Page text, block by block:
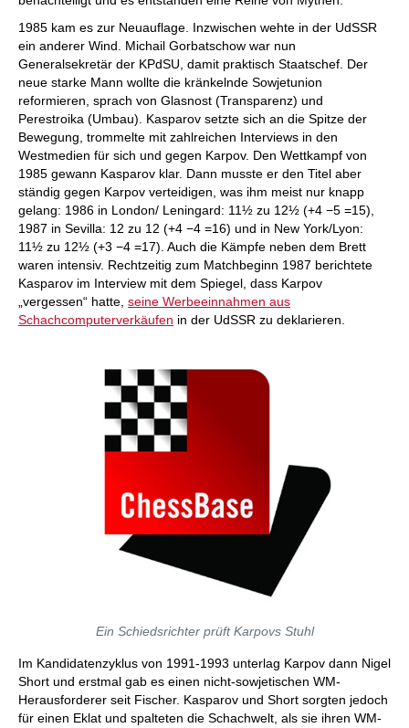
1985 kam es zur Neuauflage. Inzwischen wehte in der UdSSR
ein anderer Wind. Michail Gorbatschow war nun
Generalsekretär der KPdSU, damit praktisch Staatschef. Der
neue starke Mann wollte die kränkelnde Sowjetunion
reformieren, sprach von Glasnost (Transparenz) und
Perestroika (Umbau). Kasparov setzte sich an die Spitze der
Bewegung, trommelte mit zahlreichen Interviews in den
Westmedien für sich und gegen Karpov. Den Wettkampf von
1985 gewann Kasparov klar. Dann musste er den Titel aber
ständig gegen Karpov verteidigen, was ihm meist nur knapp
gelang: 1986 in London/ Leningard: 11½ zu 12½ (+4 −5 =15),
1987 in Sevilla: 12 zu 12 (+4 −4 =16) und in New York/Lyon:
11½ zu 12½ (+3 −4 =17). Auch die Kämpfe neben dem Brett
waren intensiv. Rechtzeitig zum Matchbeginn 1987 berichtete
Kasparov im Interview mit dem Spiegel, dass Karpov
„vergessen“ hatte, seine Werbeeinnahmen aus
Schachcomputerverkäufen in der UdSSR zu deklarieren.
Ein Schiedsrichter prüft Karpovs Stuhl
Im Kandidatenzyklus von 1991-1993 unterlag Karpov dann Nigel
Short und erstmal gab es einen nicht-sowjetischen WM-
Herausforderer seit Fischer. Kasparov und Short sorgten jedoch
für einen Eklat und spalteten die Schachwelt, als sie ihren WM-